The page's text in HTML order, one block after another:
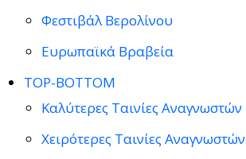
Φεστιβάλ Βερολίνου
Ευρωπαϊκά Βραβεία
TOP-BOTTOM
Καλύτερες Ταινίες Αναγνωστών
Χειρότερες Ταινίες Αναγνωστών